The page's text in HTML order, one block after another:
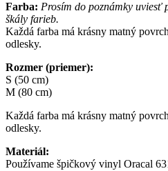
Farba: Prosím do poznámky uviesť
škály farieb.
Každá farba má krásny matný
odlesky.
Rozmer (priemer):
S (50 cm)
M (80 cm)
Každá farba má krásny matný
odlesky.
Materiál:
Používame špičkový vinyl Oracal